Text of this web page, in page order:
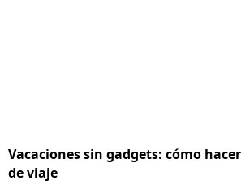
Vacaciones sin gadgets: cómo
de viaje